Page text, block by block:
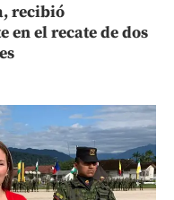
recibió
en el recate de dos